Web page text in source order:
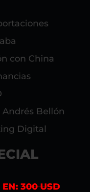
con China
Bellón
Digital
EN: 300 USD